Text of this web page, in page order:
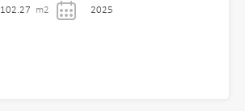
102.27 m2 2025